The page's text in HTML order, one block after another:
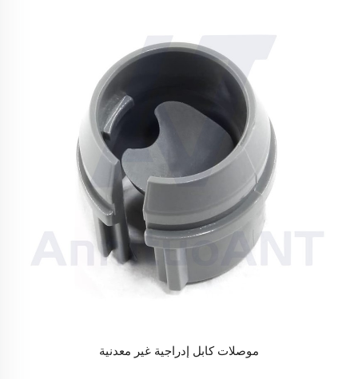
موصلات كابل إدراجية غير معدنية